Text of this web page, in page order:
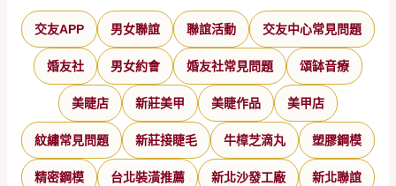
交友APP 男女聯誼 聯誼活動 交友中心常見問題
婚友社 男女約會 婚友社常見問題 頌缽音療
美睫店 新莊美甲 美睫作品 美甲店
紋繡常見問題 新莊接睫毛 牛樟芝滴丸 塑膠鋼模
精密鋼模 台北裝潢推薦 新北沙發工廠 新北聯誼